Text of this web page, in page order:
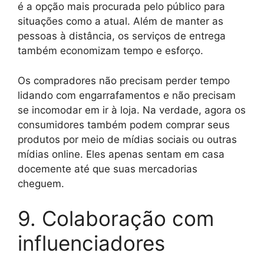
é a opção mais procurada pelo público para
situações como a atual. Além de manter as
pessoas à distância, os serviços de entrega
também economizam tempo e esforço.
Os compradores não precisam perder tempo
lidando com engarrafamentos e não precisam
se incomodar em ir à loja. Na verdade, agora os
consumidores também podem comprar seus
produtos por meio de mídias sociais ou outras
mídias online. Eles apenas sentam em casa
docemente até que suas mercadorias
cheguem.
9. Colaboração com
influenciadores